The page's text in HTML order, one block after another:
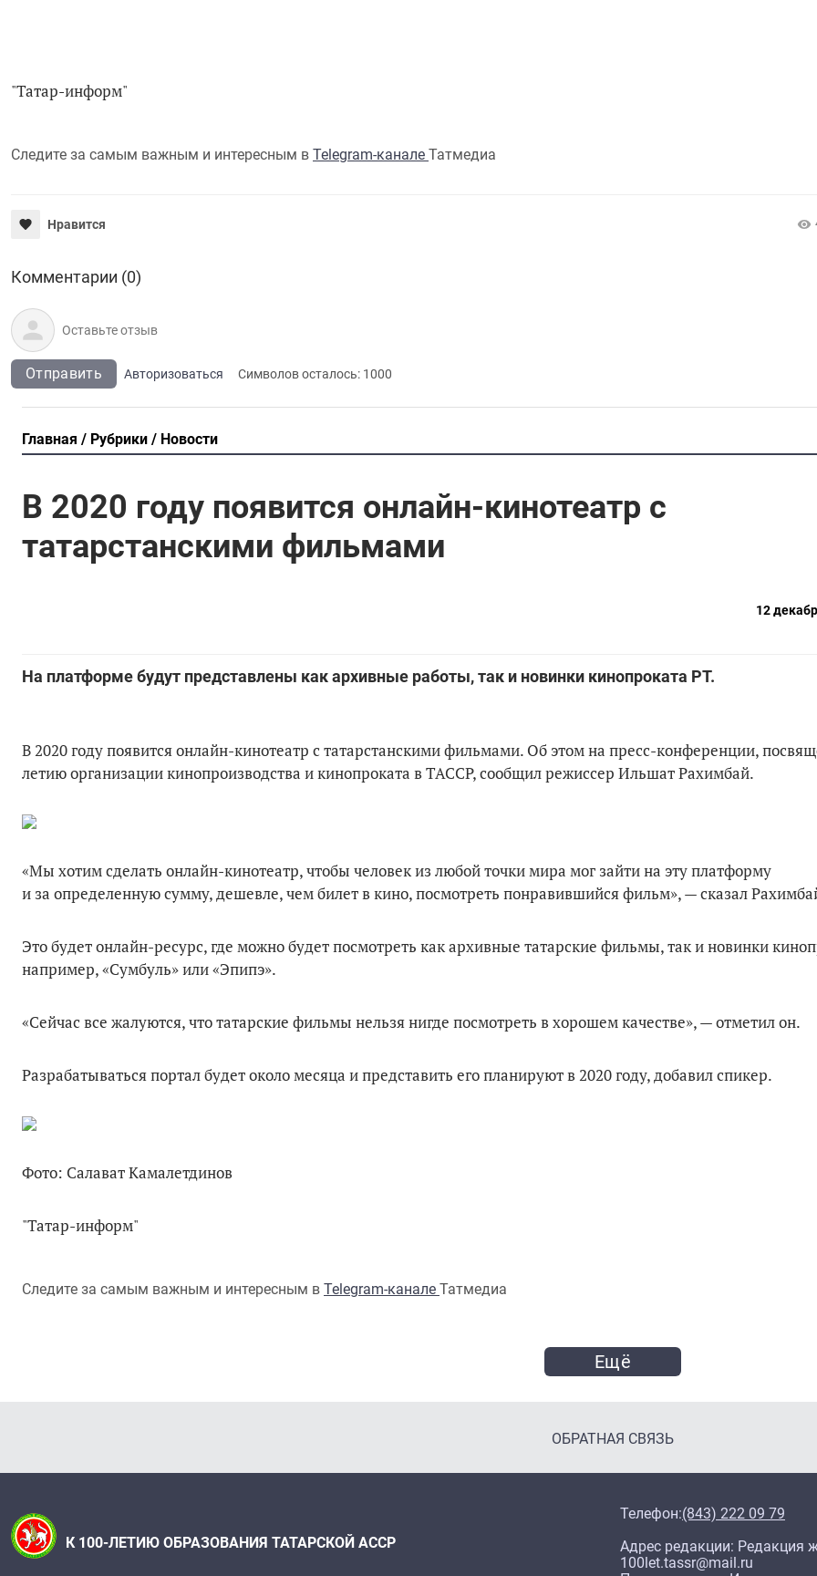
"Татар-информ"
Следите за самым важным и интересным в Telegram-канале Татмедиа
Нравится
Комментарии (0)
Отправить Авторизоваться Символов осталось: 1000
Главная Рубрики Новости
В 2020 году появится онлайн-кинотеатр с
татарстанскими фильмами
12
На платформе будут представлены как архивные работы, так и новинки кинопроката РТ.
В 2020 году появится онлайн-кинотеатр с татарстанскими фильмами. Об этом на пресс-конференции,
летию организации кинопроизводства и кинопроката в ТАССР, сообщил режиссер Ильшат Рахимбай.
«Мы хотим сделать онлайн-кинотеатр, чтобы человек из любой точки мира мог зайти на эту платформу
и за определенную сумму, дешевле, чем билет в кино, посмотреть понравившийся фильм», — сказал
Это будет онлайн-ресурс, где можно будет посмотреть как архивные татарские фильмы, так и новинки
например, «Сумбуль» или «Эпипэ».
«Сейчас все жалуются, что татарские фильмы нельзя нигде посмотреть в хорошем качестве», — отметил он.
Разрабатываться портал будет около месяца и представить его планируют в 2020 году, добавил спикер.
Фото: Салават Камалетдинов
"Татар-информ"
Следите за самым важным и интересным в Telegram-канале Татмедиа
Ещё
ОБРАТНАЯ СВЯЗЬ
К 100-ЛЕТИЮ ОБРАЗОВАНИЯ ТАТАРСКОЙ АССР
Телефон:(843) 222 09 79
Адрес редакции: Редакция
100let.tassr@mail.ru